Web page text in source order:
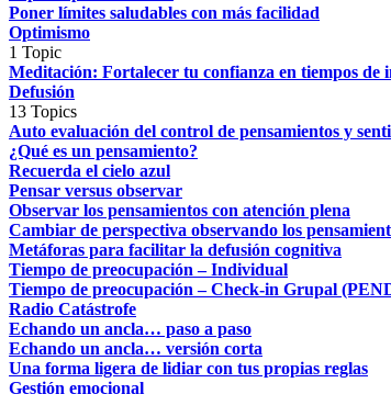
Poner límites saludables con más facilidad
Optimismo
1 Topic
Meditación: Fortalecer tu confianza en tiempos de
Defusión
13 Topics
Auto evaluación del control de pensamientos y
¿Qué es un pensamiento?
Recuerda el cielo azul
Pensar versus observar
Observar los pensamientos con atención plena
Cambiar de perspectiva observando los
Metáforas para facilitar la defusión cognitiva
Tiempo de preocupación – Individual
Tiempo de preocupación – Check-in Grupal
Radio Catástrofe
Echando un ancla… paso a paso
Echando un ancla… versión corta
Una forma ligera de lidiar con tus propias reglas
Gestión emocional